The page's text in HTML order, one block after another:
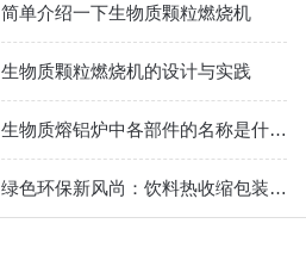
简单介绍一下生物质颗粒燃烧机
生物质颗粒燃烧机的设计与实践
生物质熔铝炉中各部件的名称是什么？
绿色环保新风尚：饮料热收缩包装机的环保之路